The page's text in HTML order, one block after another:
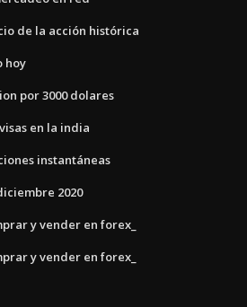
de la acción histórica
hoy
por 3000 dolares
en la india
instantáneas
2020
y vender en forex_
y vender en forex_